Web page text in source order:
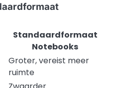
Standaardformaat
Notebooks
Groter, vereist meer
ruimte